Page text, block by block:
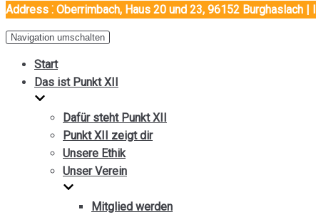
Address ⁚ Oberrimbach, Haus 20 und 23, 96152 Burghaslach
Navigation umschalten
Start
Das ist Punkt XII
Dafür steht Punkt XII
Punkt XII zeigt dir
Unsere Ethik
Unser Verein
Mitglied werden